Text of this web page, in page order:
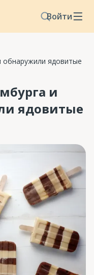
Войти
обнаружили ядовитые
и
ядовитые